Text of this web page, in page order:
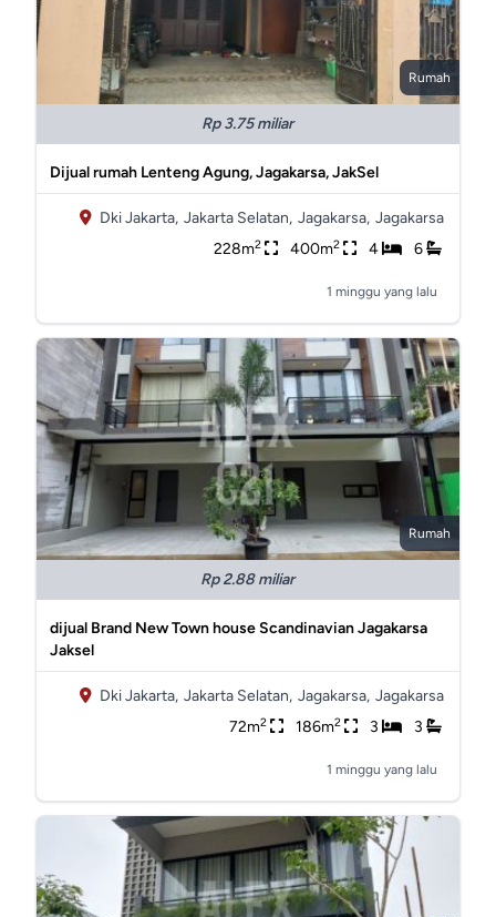
Rumah
Rp 3.75 miliar
Dijual rumah Lenteng Agung, Jagakarsa, JakSel
Dki Jakarta, Jakarta Selatan, Jagakarsa, Jagakarsa
228m2 400m2 4 6
1 minggu yang lalu
Rumah
Rp 2.88 miliar
dijual Brand New Town house Scandinavian Jagakarsa
Jaksel
Dki Jakarta, Jakarta Selatan, Jagakarsa, Jagakarsa
72m2 186m2 3 3
1 minggu yang lalu